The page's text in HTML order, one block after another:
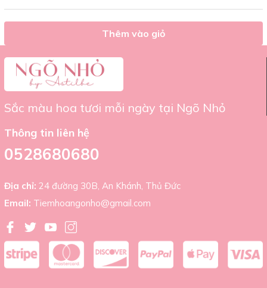
Thông tin cửa hàng
Phố Hồ Chí Minh
Số điện thoại: +(84) 522 680 680
Thêm vào giỏ
Sắc màu hoa tươi mỗi ngày tại Ngõ Nhỏ
Thông tin liên hệ
0528680680
Địa chỉ: 24 đường 30B, An Khánh, Thủ Đức
Email: Tiemhoangonho@gmail.com